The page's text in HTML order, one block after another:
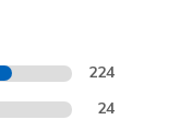
224
24